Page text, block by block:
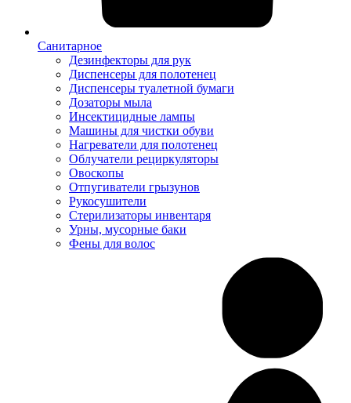
Санитарное
Дезинфекторы для рук
Диспенсеры для полотенец
Диспенсеры туалетной бумаги
Дозаторы мыла
Инсектицидные лампы
Машины для чистки обуви
Нагреватели для полотенец
Облучатели рециркуляторы
Овоскопы
Отпугиватели грызунов
Рукосушители
Стерилизаторы инвентаря
Урны, мусорные баки
Фены для волос